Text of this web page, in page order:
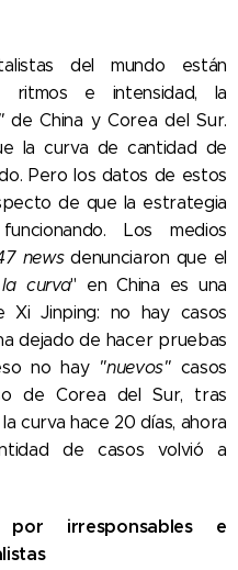
del mundo están
ritmos e intensidad, la
de China y Corea del Sur.
la curva de cantidad de
Pero los datos de estos
de que la estrategia
Los medios
newsdenunciaron que el
curva" en China es una
Xi Jinping: no hay casos
dejado de hacer pruebas
no hay "nuevos"casos
de Corea del Sur, tras
curva hace 20 días, ahora
de casos volvió a
irresponsables e